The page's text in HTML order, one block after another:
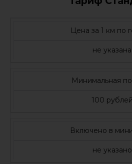
Цена за 1 км по
не указана
Минимальная
100 рублей
Включено в
не указано